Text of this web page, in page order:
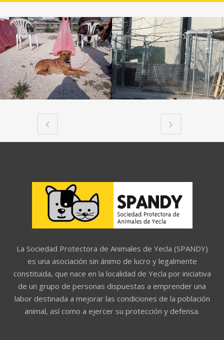
La Sociedad Protectora de Animales de Yecla (SPANDY)
es una asociación sin ánimo de lucro y legalmente
constituida, que nace en la localidad de Yecla por iniciativa
de un grupo de personas dispuestas a emprender una
labor destinada a mejorar las condiciones de la población
animal, así como a ejercer su protección y defensa.